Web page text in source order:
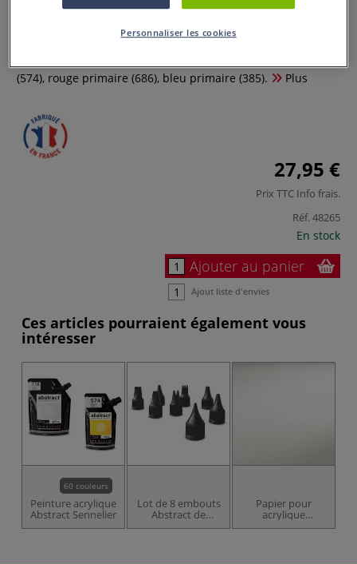
0 Commentaires
Le coffret acrylique Abstract est composé de 5 tubes de 120
(574), rouge primaire (686), bleu primaire (385).
Plus
27,95 €
Prix TTC Info frais.
Réf.48265
En stock
Ajouter au panier
Ajout liste d'envies
Ces articles pourraient également vous
intéresser
60 couleurs
Peinture acrylique
Abstract Sennelier
Lot de 8 embouts
Abstract de
Sennelier
Papier pour
acrylique
Hahnemühle
Personnaliser les cookies